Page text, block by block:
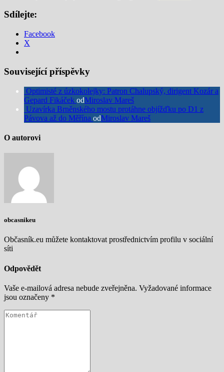
Sdílejte:
Facebook
X
Související příspěvky
Optimisté z úzkokolejky: Patron Chalupský, dirigent Kozár a
Gepard Fikáček odMiroslav Mareš
Uzavírka Brněnského mostu protáhne objížďku po D1 z
Pávova až do Měřína odMiroslav Mareš
O autorovi
obcasnikeu
Občasník.eu můžete kontaktovat prostřednictvím profilu v sociální
síti
Odpovědět
Vaše e-mailová adresa nebude zveřejněna. Vyžadované informace
jsou označeny *